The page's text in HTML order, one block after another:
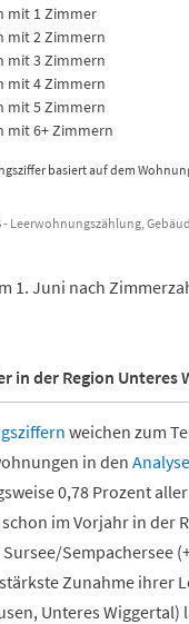
basiert auf dem
mit 1 Zimmer
mit 2 Zimmern
mit 3 Zimmern
mit 4 Zimmern
mit 5 Zimmern
mit 6+ Zimmern
- Leerwohnungszählung,
1. Juni nach
in der Region Unteres
weichen zum
in den
0,78 Prozent
im Vorjahr in der
Sempachersee
Zunahme ihrer
Unteres